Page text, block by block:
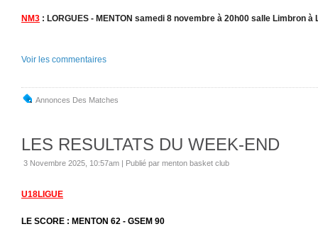
NM3 : LORGUES - MENTON samedi 8 novembre à 20h00 salle Limbron à
Voir les commentaires
Annonces Des Matches
LES RESULTATS DU WEEK-END
3 Novembre 2025, 10:57am | Publié par menton basket club
U18LIGUE
LE SCORE : MENTON 62 - GSEM 90